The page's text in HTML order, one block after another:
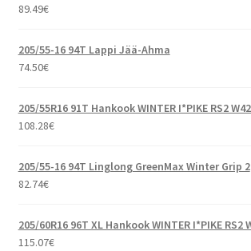
89.49€
205/55-16 94T Lappi Jää-Ahma
74.50€
205/55R16 91T Hankook WINTER I*PIKE RS2
108.28€
205/55-16 94T Linglong GreenMax Winter Grip 2
82.74€
205/60R16 96T XL Hankook WINTER I*PIKE RS2
115.07€